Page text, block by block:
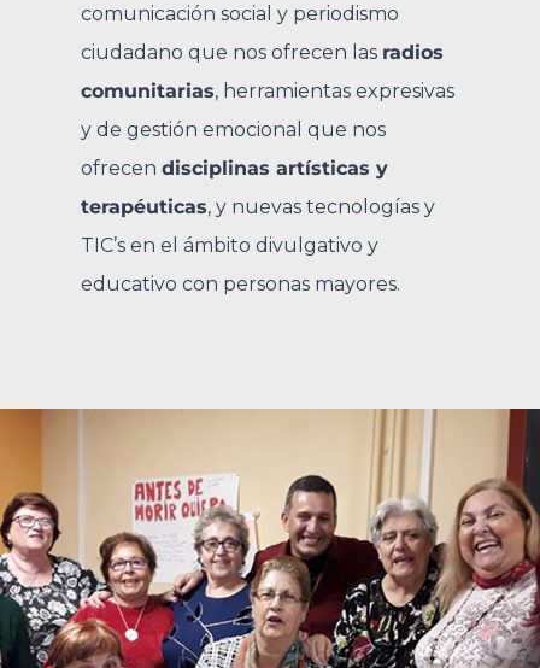
comunicación social y periodismo
ciudadano que nos ofrecen las radios
comunitarias, herramientas expresivas
y de gestión emocional que nos
ofrecendisciplinas artísticas y
terapéuticas, y nuevas tecnologías y
TIC’s en el ámbito divulgativo y
educativo con personas mayores.